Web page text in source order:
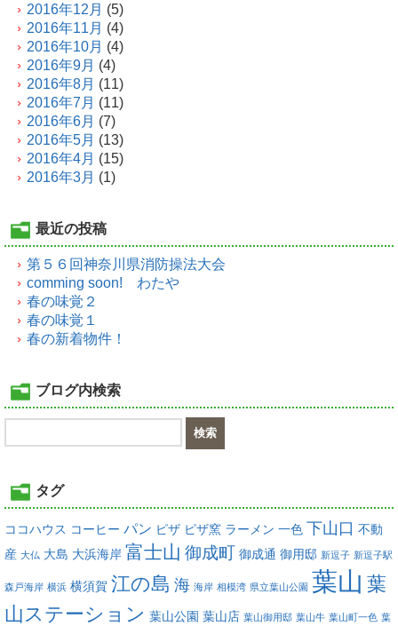
2016年12月 (5)
2016年11月 (4)
2016年10月 (4)
2016年9月 (4)
2016年8月 (11)
2016年7月 (11)
2016年6月 (7)
2016年5月 (13)
2016年4月 (15)
2016年3月 (1)
最近の投稿
第５６回神奈川県消防操法大会
comming soon! わたや
春の味覚２
春の味覚１
春の新着物件！
ブログ内検索
タグ
ココハウス コーヒー パン ピザ ピザ窯 ラーメン 一色 下山口 不動
産 大仏 大島 大浜海岸 富士山 御成町 御成通 御用邸 新逗子 新逗子駅
森戸海岸 横浜 横須賀 江の島 海 海岸 相模湾 県立葉山公園 葉山 葉
山ステーション 葉山公園 葉山店 葉山御用邸 葉山牛 葉山町一色 葉